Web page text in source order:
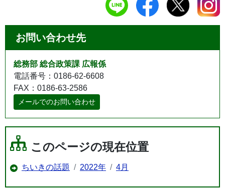
お問い合わせ先
総務部 総合政策課 広報係
電話番号：0186-62-6608
FAX：0186-63-2586
メールでのお問い合わせ
このページの現在位置
ちいきの話題 2022年 4月